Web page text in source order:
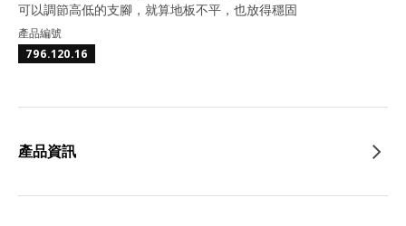
可以調節高低的支腳，就算地板不平，也放得穩固
產品編號
796.120.16
產品資訊